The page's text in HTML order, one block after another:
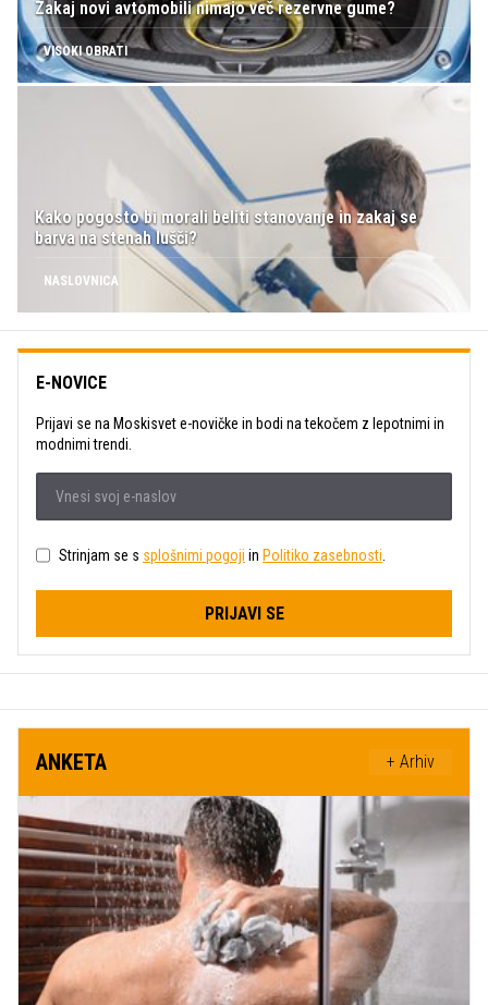
Zakaj novi avtomobili nimajo več rezervne gume?
VISOKI OBRATI
Kako pogosto bi morali beliti stanovanje in zakaj se
barva na stenah lušči?
NASLOVNICA
E-NOVICE
Prijavi se na Moskisvet e-novičke in bodi na tekočem z lepotnimi in
modnimi trendi.
Strinjam se s splošnimi pogoji in Politiko zasebnosti
PRIJAVI SE
ANKETA + Arhiv